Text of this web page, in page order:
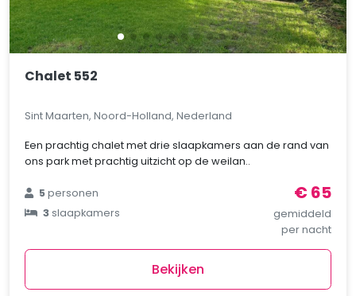
Chalet 552
Sint Maarten, Noord-Holland, Nederland
Een prachtig chalet met drie slaapkamers aan de rand van
ons park met prachtig uitzicht op de weilan..
5personen
3slaapkamers
€ 65
gemiddeld
per nacht
Bekijken